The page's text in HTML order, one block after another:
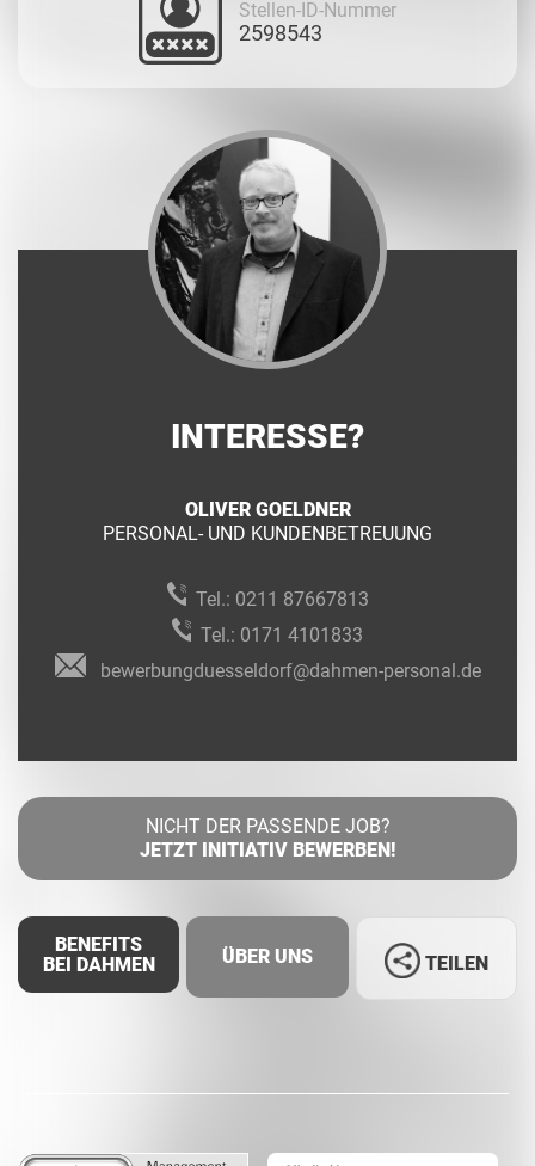
Stellen-ID-Nummer
2598543
INTERESSE?
OLIVER GOELDNER
PERSONAL- UND KUNDENBETREUUNG
Tel.: 0211 87667813
Tel.: 0171 4101833
bewerbungduesseldorf@dahmen-personal.de
NICHT DER PASSENDE JOB?
JETZT INITIATIV BEWERBEN!
BENEFITS
BEI DAHMEN
ÜBER UNS TEILEN